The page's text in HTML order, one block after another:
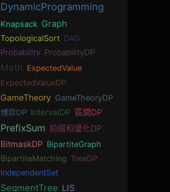
DynamicProgramming
Knapsack Graph
TopologicalSort DAG
Probability ProbabilityDP
Math ExpectedValue
ExpectedValueDP
GameTheory GameTheoryDP
博弈DP IntervalDP 區間DP
PrefixSum 前綴和優化DP
BitmaskDP BipartiteGraph
BipartiteMatching TreeDP
IndependentSet
SegmentTree LIS